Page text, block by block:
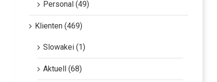
Personal (49)
Klienten (469)
Slowakei (1)
Aktuell (68)